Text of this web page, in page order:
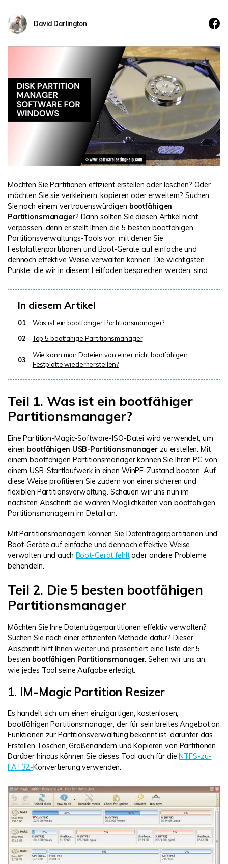
Recoverit kostenlos
Verlorene/gel?schte Daten kostenlos
wiederherstellen
Kostenlos Testen
Weitere Produkte
Repairit - Datenreparatur
UBackit - Datensicherung
Datenverlust-Szenarien
ALLE FUNKTIONEN ENTDECKEN
Aktuelles Thema
David Darlington
Möchten Sie Partitionen effizient erstellen oder löschen? Oder
möchten Sie sie verkleinern, kopieren oder erweitern? Suchen
Sie nach einem vertrauenswürdigen bootfähigen
Partitionsmanager? Dann sollten Sie diesen Artikel nicht
verpassen, denn er stellt Ihnen die 5 besten bootfähigen
Partitionsverwaltungs-Tools vor, mit denen Sie
Festplattenpartitionen und Boot-Geräte auf einfache und
dennoch effektive Weise verwalten können. Die wichtigsten
Punkte, die wir in diesem Leitfaden besprechen werden, sind:
In diesem Artikel
01
Was ist ein bootfähiger Partitionsmanager?
02
Top 5 bootfähige Partitionsmanager
03
Wie kann man Dateien von einer nicht bootfähigen
Festplatte wiederherstellen?
Teil 1. Was ist ein bootfähiger
Partitionsmanager?
Eine Partition-Magic-Software-ISO-Datei wird verwendet, um
einen bootfähigen USB-Partitionsmanager zu erstellen. Mit
einem bootfähigen Partitionsmanager können Sie Ihren PC von
einem USB-Startlaufwerk in einen WinPE-Zustand booten. Auf
diese Weise profitieren Sie zudem von einer sicheren und
flexiblen Partitionsverwaltung. Schauen wir uns nun im
nächsten Abschnitt die wahren Möglichkeiten von bootfähigen
Partitionsmanagern im Detail an.
Mit Partitionsmanagern können Sie Datenträgerpartitionen und
Boot-Geräte auf einfache und dennoch effektive Weise
verwalten und auch Boot-Gerät fehltoder andere Probleme
behandeln.
Teil 2. Die 5 besten bootfähigen
Partitionsmanager
Möchten Sie Ihre Datenträgerpartitionen effektiv verwalten?
Suchen Sie nach einer effizienten Methode dafür? Dieser
Abschnitt hilft Ihnen weiter und präsentiert eine Liste der 5
besten bootfähigen Partitionsmanager. Sehen wir uns an,
wie jedes Tool seine Aufgabe erledigt.
1. IM-Magic Partition Resizer
Es handelt sich um einen einzigartigen, kostenlosen,
bootfähigen Partitionsmanager, der für sein breites Angebot an
Funktionen zur Partitionsverwaltung bekannt ist, darunter das
Erstellen, Löschen, Größenändern und Kopieren von Partitionen.
Darüber hinaus können Sie dieses Tool auch für dieNTFS-zu-
FAT32-Konvertierung verwenden.